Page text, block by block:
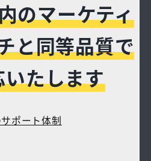
のマーケティ
と同等品質で
たします
ポート体制